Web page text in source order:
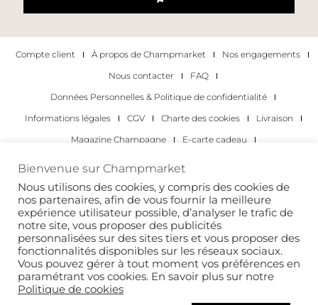
Compte client À propos de Champmarket
Nos engagements
Nous contacter
FAQ
Données Personnelles & Politique de confidentialité
Informations légales
CGV Charte des cookies
Livraison
Magazine Champagne
E-carte cadeau
Les occasions pour déguster du champagne
Pour les particuliers
Pour les entreprises
Copyright 2022 © tous droits réservés. Champmarket.
Bienvenue sur Champmarket
Nous utilisons des cookies, y compris des cookies de
nos partenaires, afin de vous fournir la meilleure
expérience utilisateur possible, d’analyser le trafic de
notre site, vous proposer des publicités
personnalisées sur des sites tiers et vous proposer des
fonctionnalités disponibles sur les réseaux sociaux.
Vous pouvez gérer à tout moment vos préférences en
paramétrant vos cookies. En savoir plus sur notre
Politique de cookies